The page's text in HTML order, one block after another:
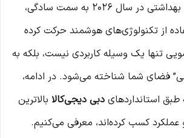
طراحی سرویس‌های بهداشتی در سال ۲۰۲۶ به سمت سادگی،
از تکنولوژی‌های هوشمند حرکت کرده
تنها یک وسیله کاربردی نیست، بلکه به
فضای شما شناخته می‌شود. در ادامه،
استانداردهای دبی دیجی‌کالا بالاترین
و عملکرد کسب کرده‌اند، معرفی می‌کنیم.